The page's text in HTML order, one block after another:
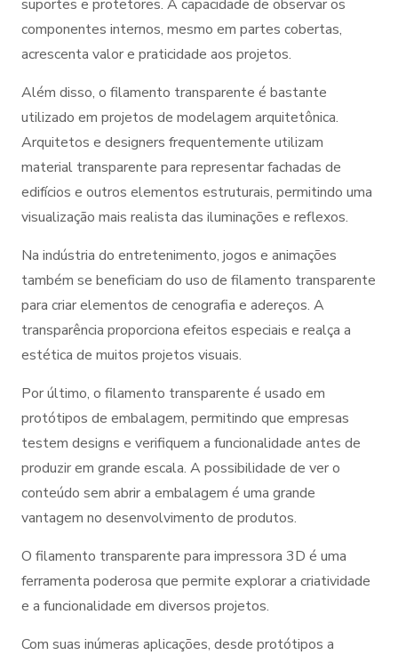
suportes e protetores. A capacidade de observar os
componentes internos, mesmo em partes cobertas,
acrescenta valor e praticidade aos projetos.
Além disso, o filamento transparente é bastante
utilizado em projetos de modelagem arquitetônica.
Arquitetos e designers frequentemente utilizam
material transparente para representar fachadas de
edifícios e outros elementos estruturais, permitindo uma
visualização mais realista das iluminações e reflexos.
Na indústria do entretenimento, jogos e animações
também se beneficiam do uso de filamento transparente
para criar elementos de cenografia e adereços. A
transparência proporciona efeitos especiais e realça a
estética de muitos projetos visuais.
Por último, o filamento transparente é usado em
protótipos de embalagem, permitindo que empresas
testem designs e verifiquem a funcionalidade antes de
produzir em grande escala. A possibilidade de ver o
conteúdo sem abrir a embalagem é uma grande
vantagem no desenvolvimento de produtos.
O filamento transparente para impressora 3D é uma
ferramenta poderosa que permite explorar a criatividade
e a funcionalidade em diversos projetos.
Com suas inúmeras aplicações, desde protótipos a